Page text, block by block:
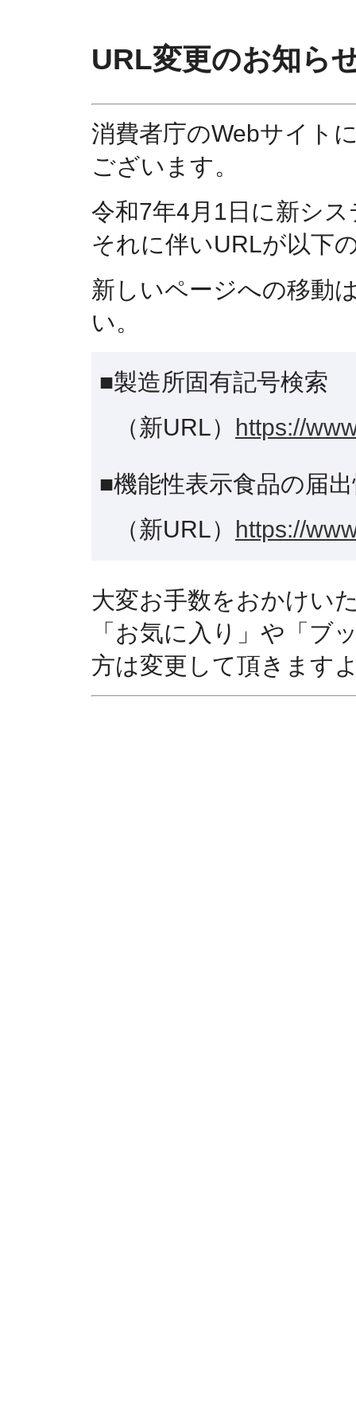
URL変更のお知ら
消費者庁のWebサイト
ございます。
令和7年4月1日に新シ
それに伴いURLが以下
新しいページへの移動
い。
■製造所固有記号検索
（新URL） https://
■機能性表示食品の届
（新URL） https://
大変お手数をおかけい
「お気に入り」や「ブ
方は変更して頂きます